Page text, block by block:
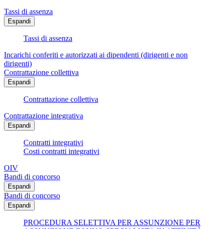
Tassi di assenza
Espandi
Tassi di assenza
Incarichi conferiti e autorizzati ai dipendenti (dirigenti e non
dirigenti)
Contrattazione collettiva
Espandi
Contrattazione collettiva
Contrattazione integrativa
Espandi
Contratti integrativi
Costi contratti integrativi
OIV
Bandi di concorso
Espandi
Bandi di concorso
Espandi
PROCEDURA SELETTIVA PER ASSUNZIONE PER